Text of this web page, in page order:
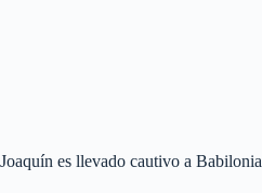
Joaquín es llevado cautivo a Babilonia